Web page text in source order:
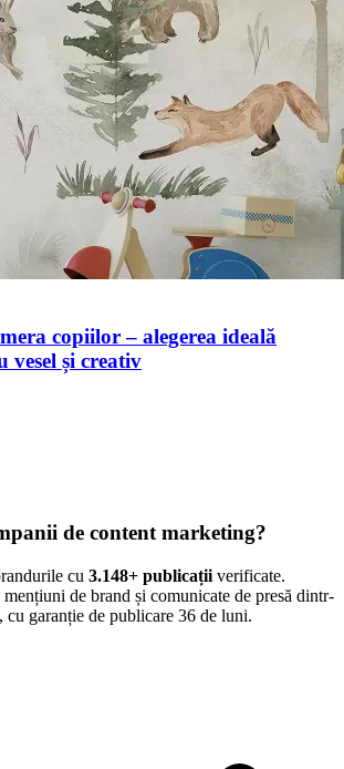
copiilor – alegerea ideală
vesel și creativ
de content marketing?
cu 3.148+ publicații verificate.
de brand și comunicate de presă dintr-
cu garanție de publicare 36 de luni.